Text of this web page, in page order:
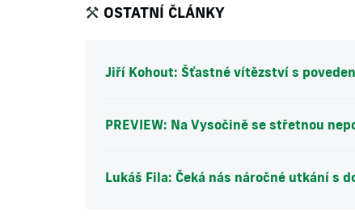
OSTATNÍ ČLÁNKY
Jiří Kohout: Šťastné vítězství s
PREVIEW: Na Vysočině se střetnou
Lukáš Fila: Čeká nás náročné utkání s